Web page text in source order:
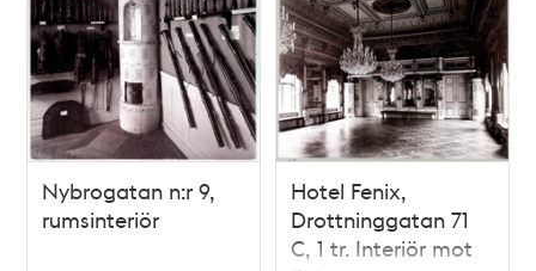
Nybrogatan n:r 9,
rumsinteriör
Hotel Fenix,
Drottninggatan 71
C, 1 tr. Interiör mot